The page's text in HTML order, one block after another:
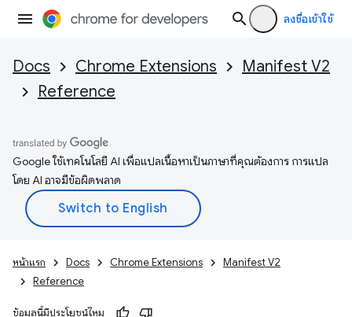
ลงชื่อเข้าใช้
Docs Chrome Extensions
Manifest V2
Reference
Google ใช้เทคโนโลยี AI เพื่อแปลเนื้อหาเป็นภาษาที่คุณต้องการ การแปล
โดย AI อาจมีข้อผิดพลาด
หน้าแรก Docs Chrome Extensions
Manifest V2
Reference
ข้อมูลนี้มีประโยชน์ไหม